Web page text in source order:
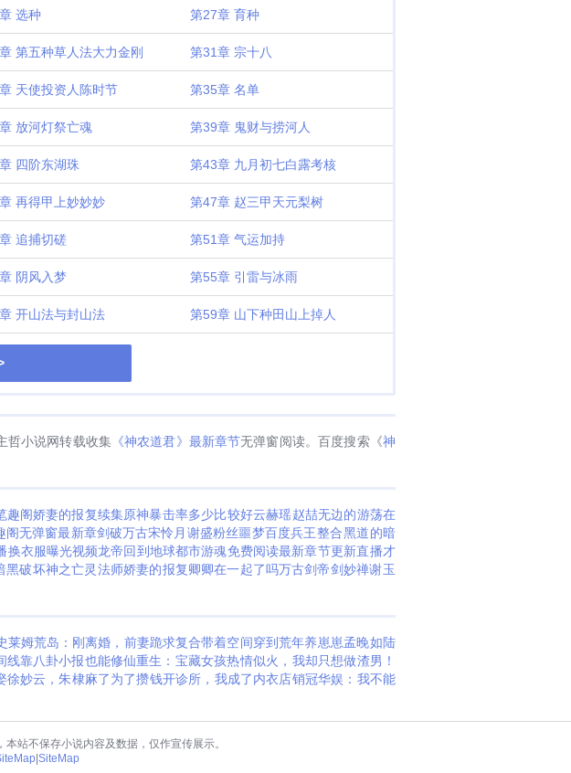
选种 第27章 育种
第五种草人法大力金刚 第31章 宗十八
天使投资人陈时节 第35章 名单
放河灯祭亡魂 第39章 鬼财与捞河人
四阶东湖珠 第43章 九月初七白露考核
再得甲上妙妙妙 第47章 赵三甲天元梨树
追捕切磋 第51章 气运加持
阴风入梦 第55章 引雷与冰雨
开山法与封山法 第59章 山下种田山上掉人
哲小说网转载收集 《神农道君》最新章节无弹窗阅读。百度搜索《神
趣阁娇妻的报复续集原神暴击率多少比较好云赫瑶赵喆无边的游荡在
阁无弹窗最新章剑破万古宋怜月谢盛粉丝噩梦百度兵王整合黑道的暗
换衣服曝光视频龙帝回到地球都市游魂免费阅读最新章节更新直播才
黑破坏神之亡灵法师娇妻的报复卿卿在一起了吗万古剑帝剑妙禅谢玉
莱姆荒岛：刚离婚，前妻跪求复合带着空间穿到荒年养崽崽孟晚如陆
线靠八卦小报也能修仙重生：宝藏女孩热情似火，我却只想做渣男！
徐妙云，朱棣麻了为了攒钱开诊所，我成了内衣店销冠华娱：我不能
站不保存小说内容及数据，仅作宣传展示。
| SiteMap